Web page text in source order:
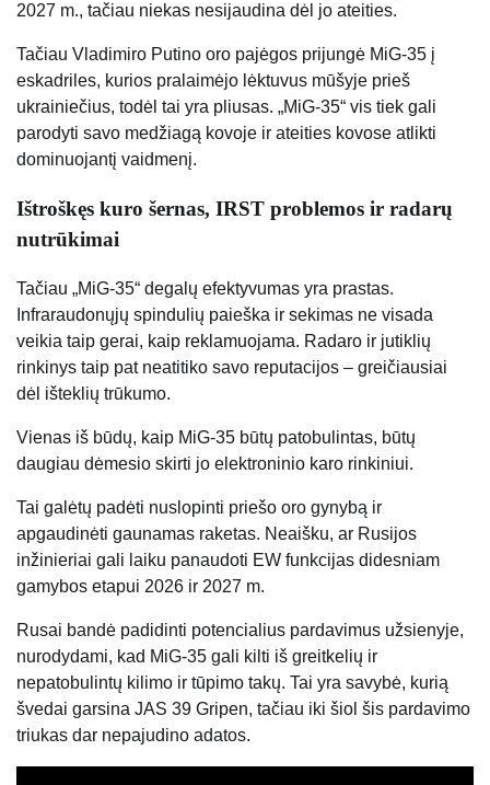
2027 m., tačiau niekas nesijaudina dėl jo ateities.
Tačiau Vladimiro Putino oro pajėgos prijungė MiG-35 į
eskadriles, kurios pralaimėjo lėktuvus mūšyje prieš
ukrainiečius, todėl tai yra pliusas. „MiG-35“ vis tiek gali
parodyti savo medžiagą kovoje ir ateities kovose atlikti
dominuojantį vaidmenį.
Ištroškęs kuro šernas, IRST problemos ir radarų
nutrūkimai
Tačiau „MiG-35“ degalų efektyvumas yra prastas.
Infraraudonųjų spindulių paieška ir sekimas ne visada
veikia taip gerai, kaip reklamuojama. Radaro ir jutiklių
rinkinys taip pat neatitiko savo reputacijos – greičiausiai
dėl išteklių trūkumo.
Vienas iš būdų, kaip MiG-35 būtų patobulintas, būtų
daugiau dėmesio skirti jo elektroninio karo rinkiniui.
Tai galėtų padėti nuslopinti priešo oro gynybą ir
apgaudinėti gaunamas raketas. Neaišku, ar Rusijos
inžinieriai gali laiku panaudoti EW funkcijas didesniam
gamybos etapui 2026 ir 2027 m.
Rusai bandė padidinti potencialius pardavimus užsienyje,
nurodydami, kad MiG-35 gali kilti iš greitkelių ir
nepatobulintų kilimo ir tūpimo takų. Tai yra savybė, kurią
švedai garsina JAS 39 Gripen, tačiau iki šiol šis pardavimo
triukas dar nepajudino adatos.